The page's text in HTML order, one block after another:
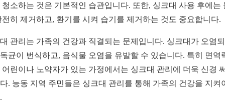
청소하는 것은 기본적인 습관입니다. 또한, 싱크대 사용 후에는
전히 제거하고, 환기를 시켜 습기를 제거하는 것도 중요합니다.
관리는 가족의 건강과 직결되는 문제입니다. 싱크대가 오염
균이 번식하고, 음식물 오염을 유발할 수 있습니다. 특히 면역
어린이나 노약자가 있는 가정에서는 싱크대 관리에 더욱 신경
. 능동 지역 주민들은 싱크대 관리를 통해 가족의 건강을 지켜